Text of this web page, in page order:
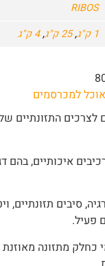
RIBOS
1 ק"ג ,25 ק"ג ,4 ק"ג
אוכל למכרסמים
לצרכים התזונתיים
איכותיים, בהם
סיבים תזונתיים,
פעיל.
כחלק מתזונה